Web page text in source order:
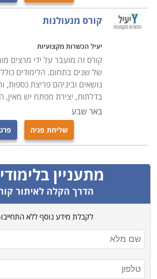
קורס מנעולנות
יעיל הכשרות מקצועיות
קורס זה מועבר על ידי מרצים
של שנים בתחום. הלימודים
נושאים וביניהם פריצת כספות,
בדלתות, יצירת מפתח יש מאין,
באר שבע
שליחת פניה
מתעניין
הדרך הקלה לאיתור
לקבלת מידע נוסף ללא